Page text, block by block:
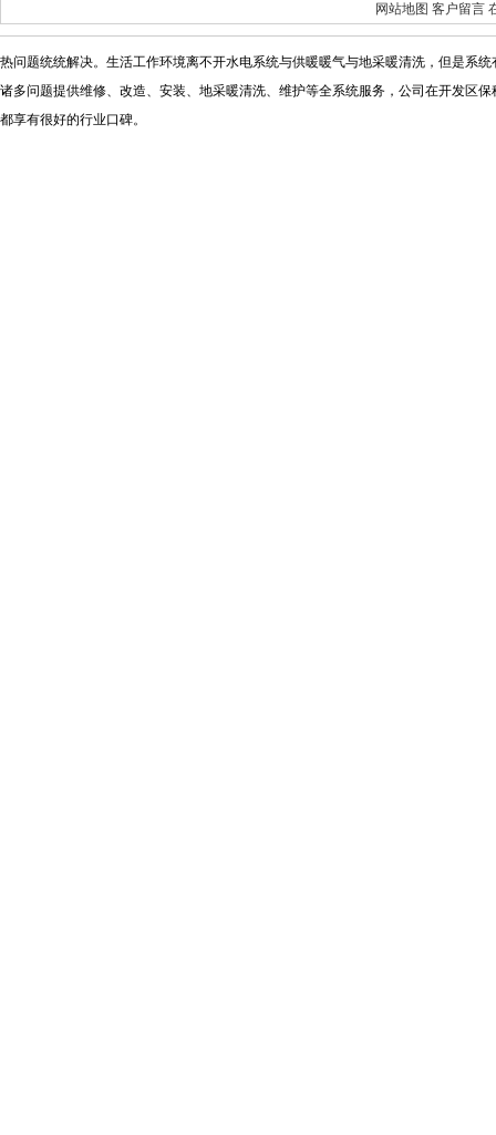
网站地图 客户留言
热问题统统解决。生活工作环境离不开水电系统与供暖暖气与地采暖清洗，但是系
诸多问题提供维修、改造、安装、地采暖清洗、维护等全系统服务，公司在开发区
都享有很好的行业口碑。